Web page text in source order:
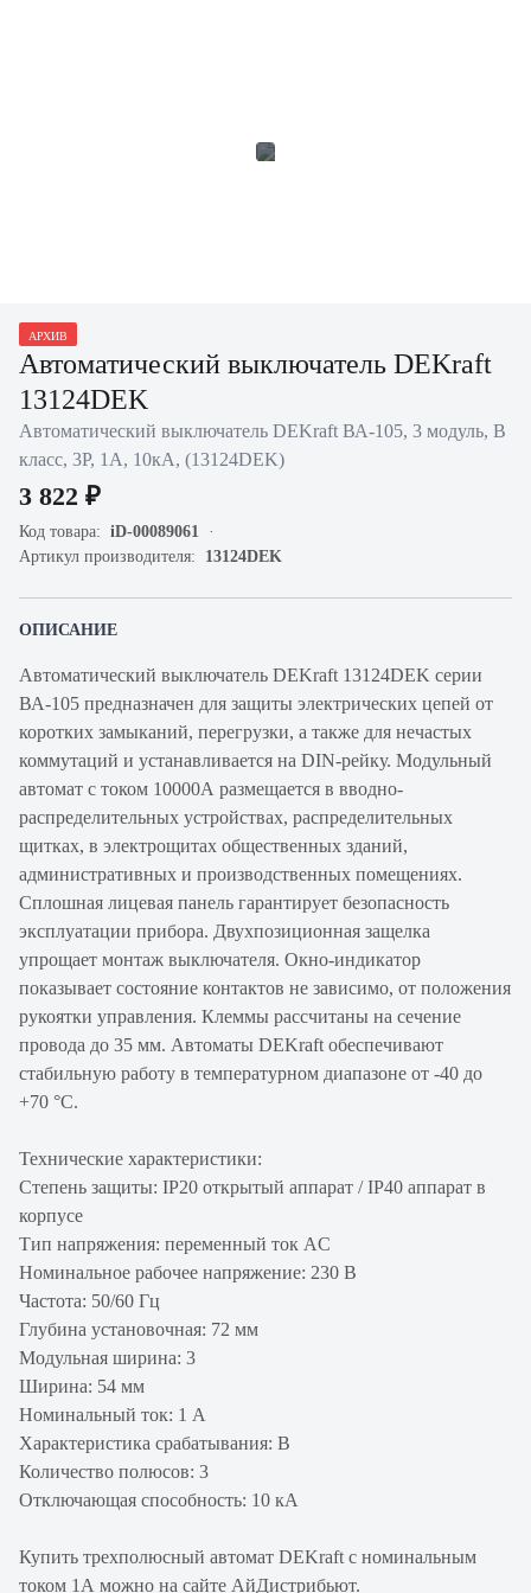
АРХИВ
Автоматический выключатель DEKraft
13124DEK
Автоматический выключатель DEKraft ВА-105, 3 модуль, B
класс, 3P, 1А, 10кА, (13124DEK)
3 822 ₽
Код товара: iD-00089061
Артикул производителя: 13124DEK
ОПИСАНИЕ
Автоматический выключатель DEKraft 13124DEK серии
ВА-105 предназначен для защиты электрических цепей от
коротких замыканий, перегрузки, а также для нечастых
коммутаций и устанавливается на DIN-рейку. Модульный
автомат с током 10000А размещается в вводно-
распределительных устройствах, распределительных
щитках, в электрощитах общественных зданий,
административных и производственных помещениях.
Сплошная лицевая панель гарантирует безопасность
эксплуатации прибора. Двухпозиционная защелка
упрощает монтаж выключателя. Окно-индикатор
показывает состояние контактов не зависимо, от положения
рукоятки управления. Клеммы рассчитаны на сечение
провода до 35 мм. Автоматы DEKraft обеспечивают
стабильную работу в температурном диапазоне от -40 до
+70 °С.
Технические характеристики:
Степень защиты: IP20 открытый аппарат / IP40 аппарат в
корпусе
Тип напряжения: переменный ток AC
Номинальное рабочее напряжение: 230 В
Частота: 50/60 Гц
Глубина установочная: 72 мм
Модульная ширина: 3
Ширина: 54 мм
Номинальный ток: 1 А
Характеристика срабатывания: B
Количество полюсов: 3
Отключающая способность: 10 кА
Купить трехполюсный автомат DEKraft с номинальным
током 1А можно на сайте АйДистрибьют.